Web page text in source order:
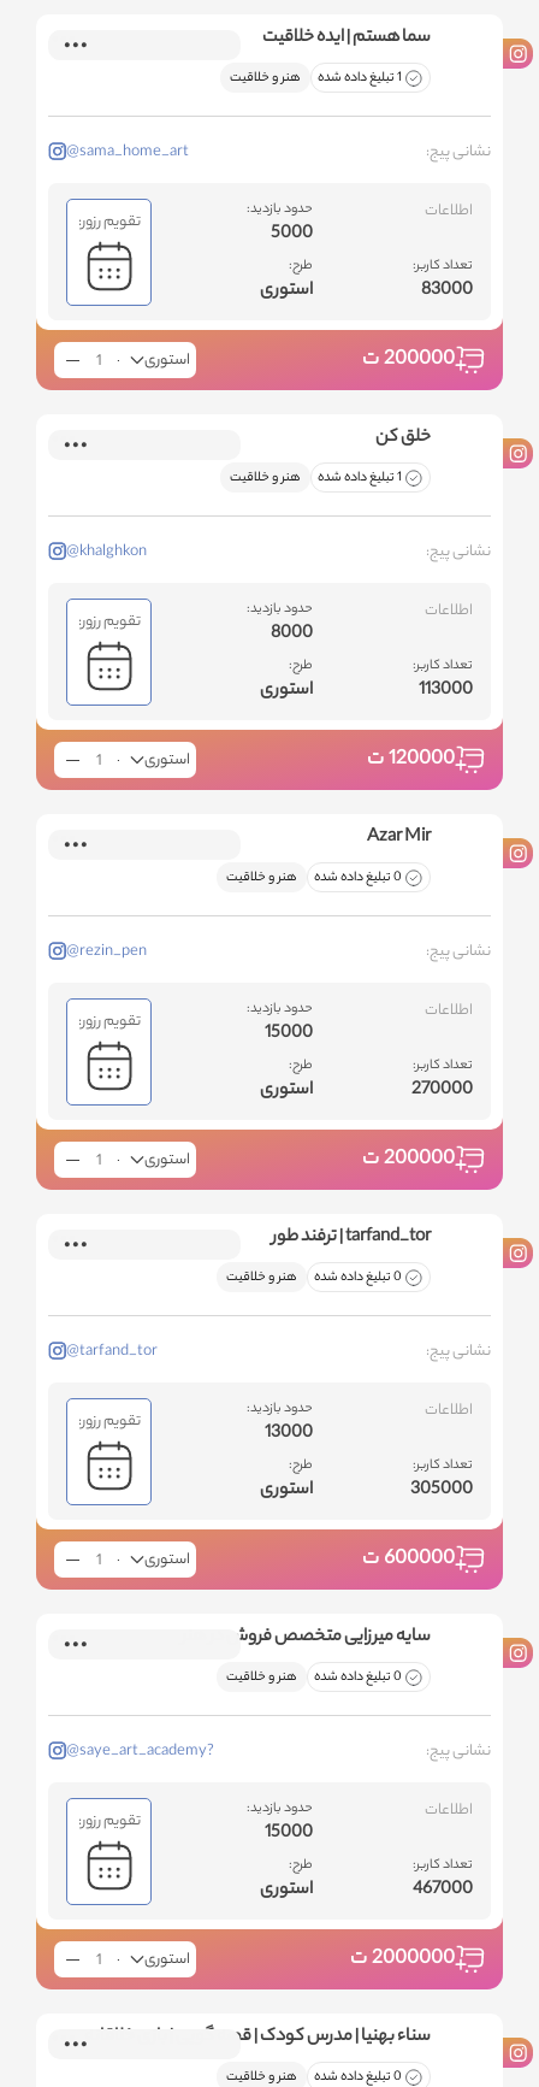
سما هستم | ايده خلاقیت
1 تبلیغ داده شده هنر و خلاقیت
نشانی پیج: @sama_home_art
اطلاعات
تعداد کاربر:
83000
حدود بازدید:
5000
طرح:
استوری
تقویم رزور:
200000ت استوری
خلق کن
1 تبلیغ داده شده هنر و خلاقیت
نشانی پیج: @khalghkon
اطلاعات
تعداد کاربر:
113000
حدود بازدید:
8000
طرح:
استوری
تقویم رزور:
120000ت استوری
Azar Mir
0 تبلیغ داده شده هنر و خلاقیت
نشانی پیج: @rezin_pen
اطلاعات
تعداد کاربر:
270000
حدود بازدید:
15000
طرح:
استوری
تقویم رزور:
200000ت استوری
tarfand_tor | ترفند طور
0 تبلیغ داده شده هنر و خلاقیت
نشانی پیج: @tarfand_tor
اطلاعات
تعداد کاربر:
305000
حدود بازدید:
13000
طرح:
استوری
تقویم رزور:
600000ت استوری
سایه میرزایی متخصص فروش در هنر
0 تبلیغ داده شده هنر و خلاقیت
نشانی پیج: @saye_art_academy?
اطلاعات
تعداد کاربر:
467000
حدود بازدید:
15000
طرح:
استوری
تقویم رزور:
2000000ت استوری
سناء بهنیا | مدرس کودک | قصه گویی | بازی خلاقانه
0 تبلیغ داده شده هنر و خلاقیت